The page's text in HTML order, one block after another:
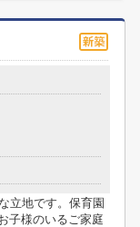
立地です。保育園
子様のいるご家庭